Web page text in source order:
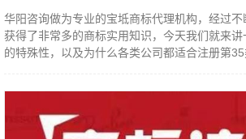
华阳咨询做为专业的宝坻商标代理机构，经过
获得了非常多的商标实用知识，今天我们就来
的特殊性，以及为什么各类公司都适合注册第35